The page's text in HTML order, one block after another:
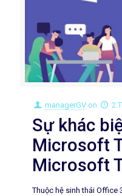
managerGV on 2
Sự khác
Microsoft
Microsoft
Thuộc hệ sinh thái Office